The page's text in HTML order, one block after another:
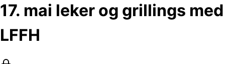
17. mai leker og grillings med
LFFH